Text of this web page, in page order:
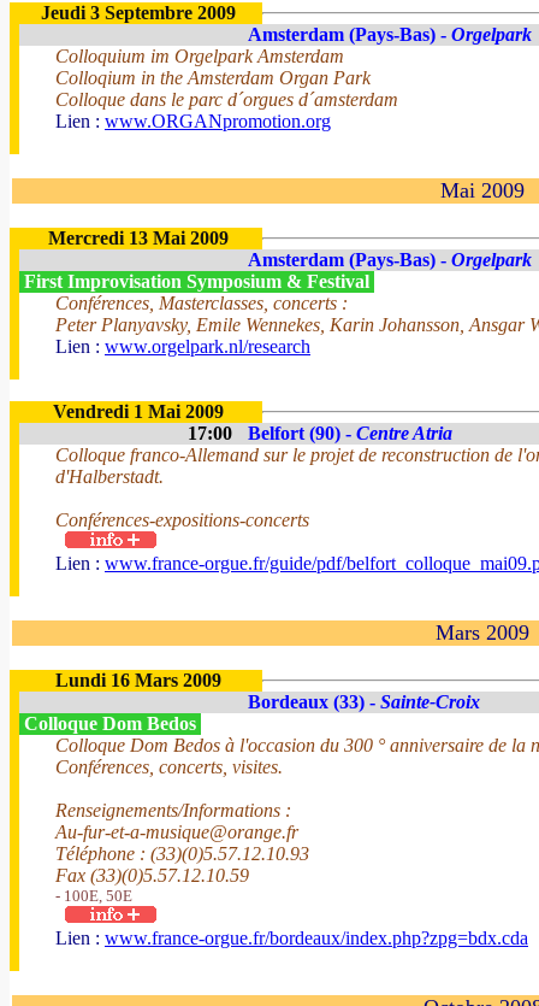
Jeudi 3 Septembre 2009
Amsterdam (Pays-Bas) - Orgelpark
Colloquium im Orgelpark Amsterdam
Colloqium in the Amsterdam Organ Park
Colloque dans le parc d´orgues d´amsterdam
Lien : www.ORGANpromotion.org
Mai 2009
Mercredi 13 Mai 2009
Amsterdam (Pays-Bas) - Orgelpark
First Improvisation Symposium & Festival
Conférences, Masterclasses, concerts :
Peter Planyavsky, Emile Wennekes, Karin Johansson, Ansgar
Lien : www.orgelpark.nl/research
Vendredi 1 Mai 2009
17:00
Belfort (90) - Centre Atria
Colloque franco-Allemand sur le projet de reconstruction de
d'Halberstadt.
Conférences-expositions-concerts
Lien : www.france-orgue.fr/guide/pdf/
Mars 2009
Lundi 16 Mars 2009
Bordeaux (33) - Sainte-Croix
Colloque Dom Bedos
Colloque Dom Bedos à l'occasion du 300 ° anniversaire de la
Conférences, concerts, visites.
Renseignements/Informations :
Au-fur-et-a-musique@orange.fr
Téléphone : (33)(0)5.57.12.10.93
Fax (33)(0)5.57.12.10.59
- 100E, 50E
Lien : www.france-orgue.fr/bordeaux/index.php?zpg=bdx.cda